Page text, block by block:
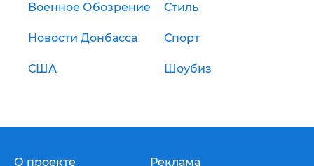
Военное Обозрение Стиль
Новости Донбасса Спорт
США Шоубиз
О проекте Реклама